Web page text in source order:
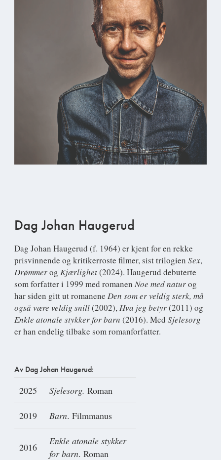
Dag Johan Haugerud
Dag Johan Haugerud (f. 1964) er kjent for en rekke
prisvinnende og kritikerroste filmer, sist trilogien Sex,
Drømmerog Kjærlighet(2024). Haugerud debuterte
som forfatter i 1999 med romanen Noe med naturog
har siden gitt ut romanene Den som er veldig sterk, må
også være veldig snill(2002),Hva jeg betyr(2011) og
Enkle atonale stykker for barn (2016). Med Sjelesorg
er han endelig tilbake som romanforfatter.
Av Dag Johan Haugerud:
2025 Sjelesorg. Roman
2019 Barn. Filmmanus
2016
Enkle atonale stykker
for barn. Roman